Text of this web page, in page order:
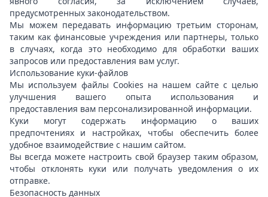
предусмотренных законодательством.
Мы можем передавать информацию третьим сторонам,
таким как финансовые учреждения или партнеры, только
в случаях, когда это необходимо для обработки ваших
запросов или предоставления вам услуг.
Использование куки-файлов
Мы используем файлы Cookies на нашем сайте с целью
улучшения вашего опыта использования и
предоставления вам персонализированной информации.
Куки могут содержать информацию о ваших
предпочтениях и настройках, чтобы обеспечить более
удобное взаимодействие с нашим сайтом.
Вы всегда можете настроить свой браузер таким образом,
чтобы отклонять куки или получать уведомления о их
отправке.
Безопасность данных